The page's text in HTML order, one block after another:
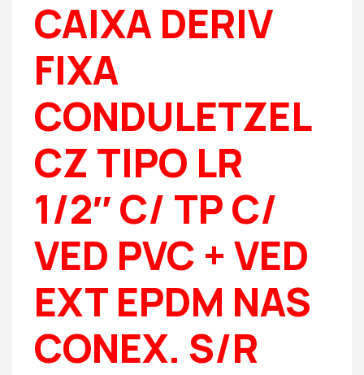
CAIXA DERIV
FIXA
CONDULETZEL
CZ TIPO LR
1/2″ C/ TP C/
VED PVC + VED
EXT EPDM NAS
CONEX. S/R